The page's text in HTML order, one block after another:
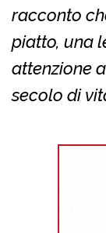
racconto
piatto, una
attenzione
secolo di